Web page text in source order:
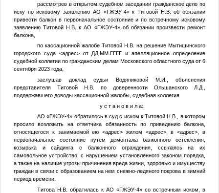
рассмотрев в открытом судебном заседании гражданское дело по
иску по исковому заявлению АО «ГЖЭУ-4» к Титовой Н.В.
об обязании
привести балкон в первоначальное состояние и по встречному исковому
заявлениюТитовой Н.В.
к АО «ГЖЭУ-4» об обязании произвести ремонт
балкона,
по кассационной жалобе Титовой Н.В. на решение Мытищинского
городского суда <адрес>от ДД.ММ.ГГГГ и апелляционное определение
судебной коллегии по гражданским делам Московского областного суда от 6
сентября 2023 года,
заслушав доклад судьи Водяниковой М.И., объяснения
представителя Титовой Н.В. по доверенности Ольшанского Л.Д.,
поддержавшего доводы кассационной жалобы, судебная коллегия
у с т а н о в и л а:
АО «ГЖЭУ-4» обратилось в суд с иском к Титовой Н.В., в котором
просило возложить на ответчика обязанность по приведению балкона,
относящегося к занимаемой ею<адрес> жилом <адрес>, в<адрес> , в
первоначальное состояние путём демонтажа балконного остекления,
козырька и сайдинга с балконного ограждения, ссылаясь на их
самовольное устройство, с нарушением установленного законом порядка,
а также на наличие угрозы причинения вреда жизни, здоровью и имуществу
граждан в связи с образованием на нем снежно-ледяного покрова в зимний
период времени.
Титова Н.В. обратилась к АО «ГЖЭУ-4» со встречным иском, в